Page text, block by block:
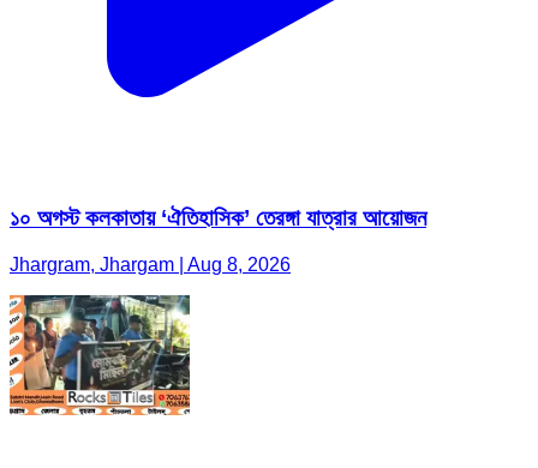
১০ অগস্ট কলকাতায় ‘ঐতিহাসিক’ তেরঙ্গা যাত্রার আয়োজন
Jhargram, Jhargam | Aug 8, 2026